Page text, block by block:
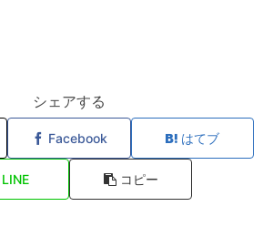
シェアする
Facebook はてブ
LINE コピー